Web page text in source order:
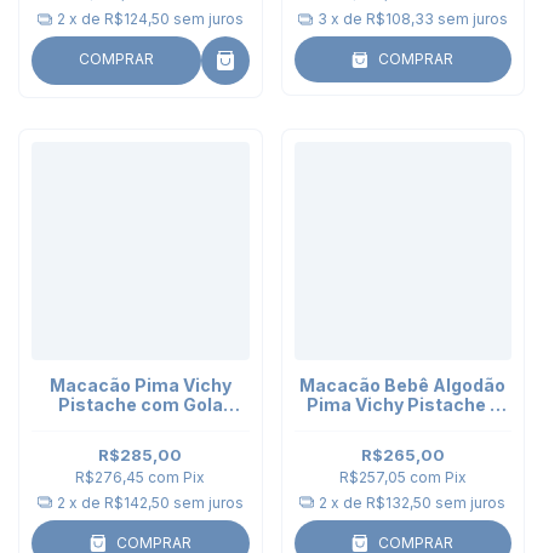
2 x de R$124,50 sem juros
COMPRAR
3 x de R$108,33 sem juros
COMPRAR
Macacão Pima Vichy
Pistache com Gola
R$285,00
R$276,45 com Pix
2 x de R$142,50 sem juros
COMPRAR
Macacão Bebê Algodão
Pima Vichy Pistache -
R$265,00
R$257,05 com Pix
2 x de R$132,50 sem juros
COMPRAR